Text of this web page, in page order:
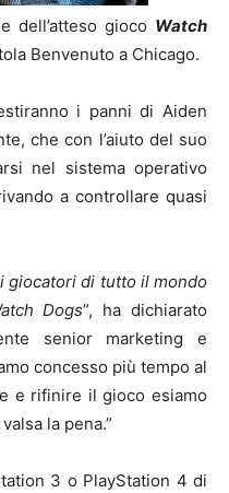
dell’atteso gioco Watch
Benvenuto a Chicago.
i panni di Aiden
che con l’aiuto del suo
nel sistema operativo
a controllare quasi
giocatori di tutto il mondo
Dogs”, ha dichiarato
senior marketing e
concesso più tempo al
e rifinire il gioco esiamo
la pena.”
3 o PlayStation 4 di